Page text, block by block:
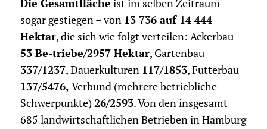
Die Gesamtfläche ist im selben Zeitraum
sogar gestiegen – von 13 736 auf 14 444
Hektar, die sich wie folgt verteilen: Ackerbau
53 Be-triebe/2957 Hektar, Gartenbau
337/1237, Dauerkulturen 117/1853, Futterbau
137/5476, Verbund (mehrere betriebliche
Schwerpunkte)26/2593. Von den insgesamt
685 landwirtschaftlichen Betrieben in Hamburg